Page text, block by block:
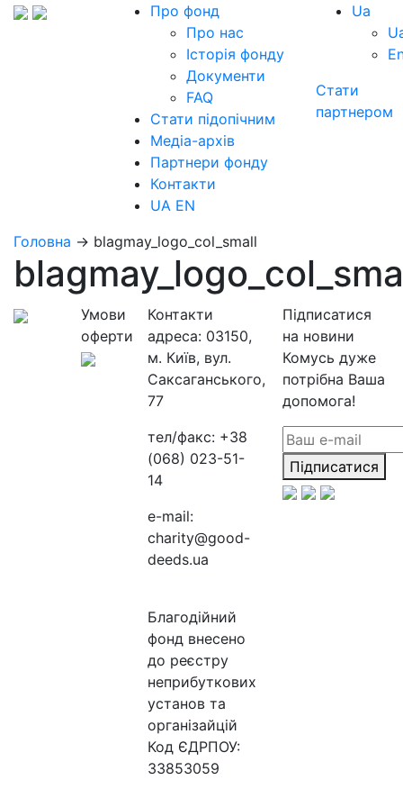
Про фонд
Про нас
Історія фонду
Документи
FAQ
Стати підопічним
Медіа-архів
Партнери фонду
Контакти
UA EN
Ua
Стати
партнером
Головна → blagmay_logo_col_small
Умови
оферти
Контакти
адреса: 03150,
м. Київ, вул.
Саксаганського,
77
тел/факс: +38
(068) 023-51-
14
e-mail:
charity@good-
deeds.ua
Благодійний
фонд внесено
до реєстру
неприбуткових
установ та
організайцій
Код ЄДРПОУ:
33853059
Підписатися
на новини
Комусь дуже
потрібна Ваша
допомога!
Підписатися